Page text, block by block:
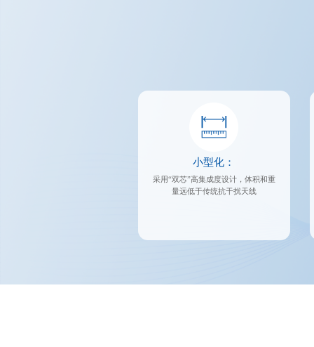
小型化：
采用“双芯”高集成度设计，体积和重
量远低于传统抗干扰天线